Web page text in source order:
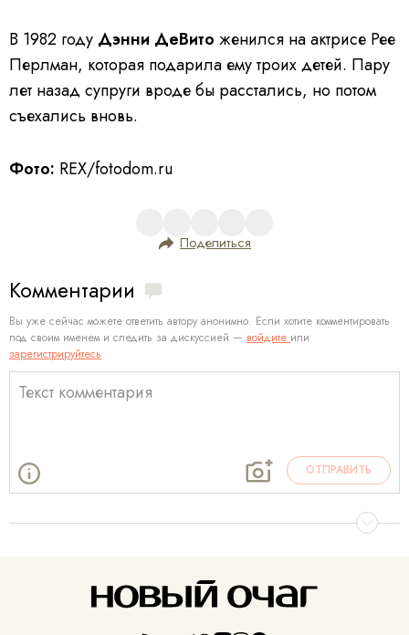
В 1982 году Дэнни ДеВито женился на актрисе Рее
Перлман, которая подарила ему троих детей. Пару
лет назад супруги вроде бы расстались, но потом
съехались вновь.
Фото: REX/fotodom.ru
Поделиться
Комментарии
Вы уже сейчас можете ответить автору анонимно. Если хотите комментировать
под своим именем и следить за дискуссией — войдите или
зарегистрируйтесь
ОТПРАВИТЬ